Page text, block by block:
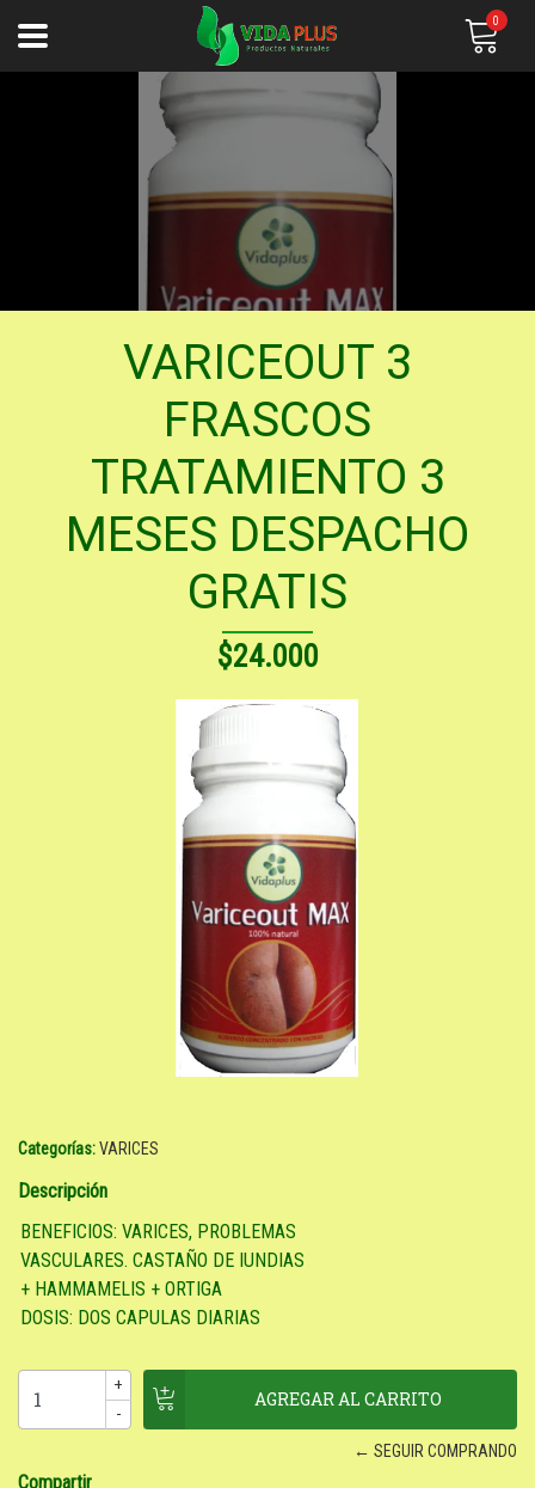
0
VARICEOUT 3
FRASCOS
TRATAMIENTO 3
MESES DESPACHO
GRATIS
$24.000
Categorías:VARICES
Descripción
BENEFICIOS: VARICES, PROBLEMAS
VASCULARES. CASTAÑO DE IUNDIAS
+ HAMMAMELIS + ORTIGA
DOSIS: DOS CAPULAS DIARIAS
+
-
← SEGUIR COMPRANDO
Compartir